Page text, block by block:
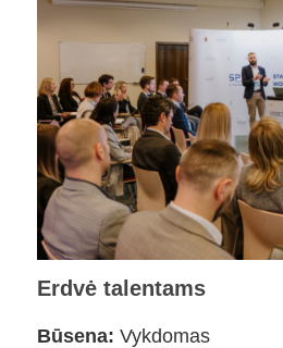
Erdvė talentams
Būsena: Vykdomas